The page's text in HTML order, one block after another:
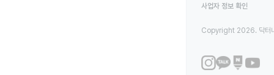
사업자 정보 확인
Copyright 2026. 닥터